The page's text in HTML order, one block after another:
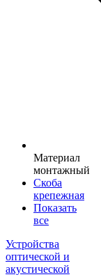
Материал
монтажный
Скоба
крепежная
Показать
все
Устройства
оптической и
акустической